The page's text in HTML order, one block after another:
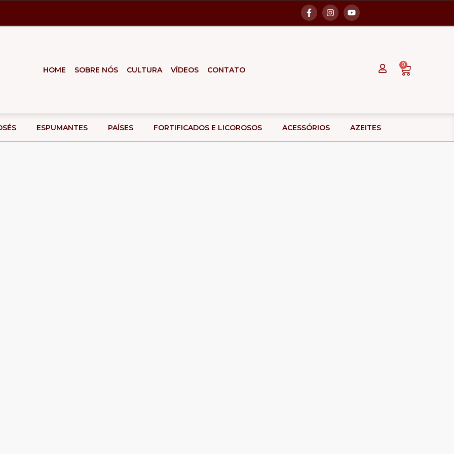
HOME SOBRE NÓS CULTURA VÍDEOS CONTATO
0
ESPUMANTES PAÍSES FORTIFICADOS E LICOROSOS ACESSÓRIOS AZEITES